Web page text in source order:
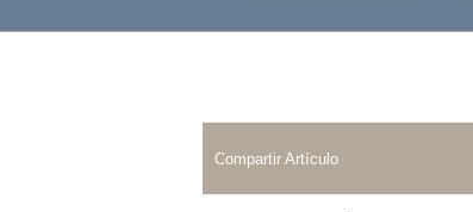
Compartir Artículo